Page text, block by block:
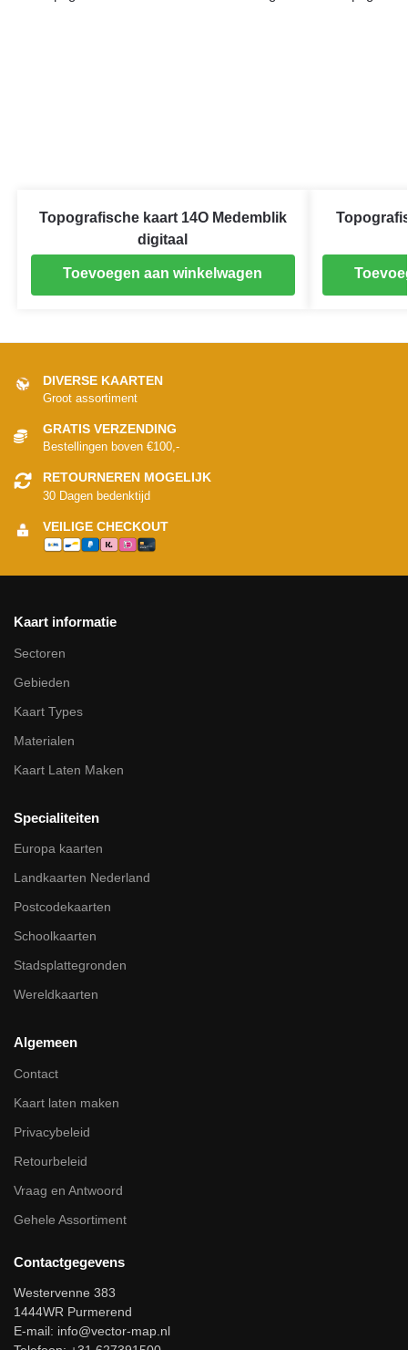
Topografische kaart 14O Medemblik
digitaal
Toevoegen aan winkelwagen
DIVERSE KAARTEN
Groot assortiment
GRATIS VERZENDING
Bestellingen boven €100,-
RETOURNEREN MOGELIJK
30 Dagen bedenktijd
VEILIGE CHECKOUT
Kaart informatie
Sectoren
Gebieden
Kaart Types
Materialen
Kaart Laten Maken
Specialiteiten
Europa kaarten
Landkaarten Nederland
Postcodekaarten
Schoolkaarten
Stadsplattegronden
Wereldkaarten
Algemeen
Contact
Kaart laten maken
Privacybeleid
Retourbeleid
Vraag en Antwoord
Gehele Assortiment
Contactgegevens
Westervenne 383
1444WR Purmerend
E-mail: info@vector-map.nl